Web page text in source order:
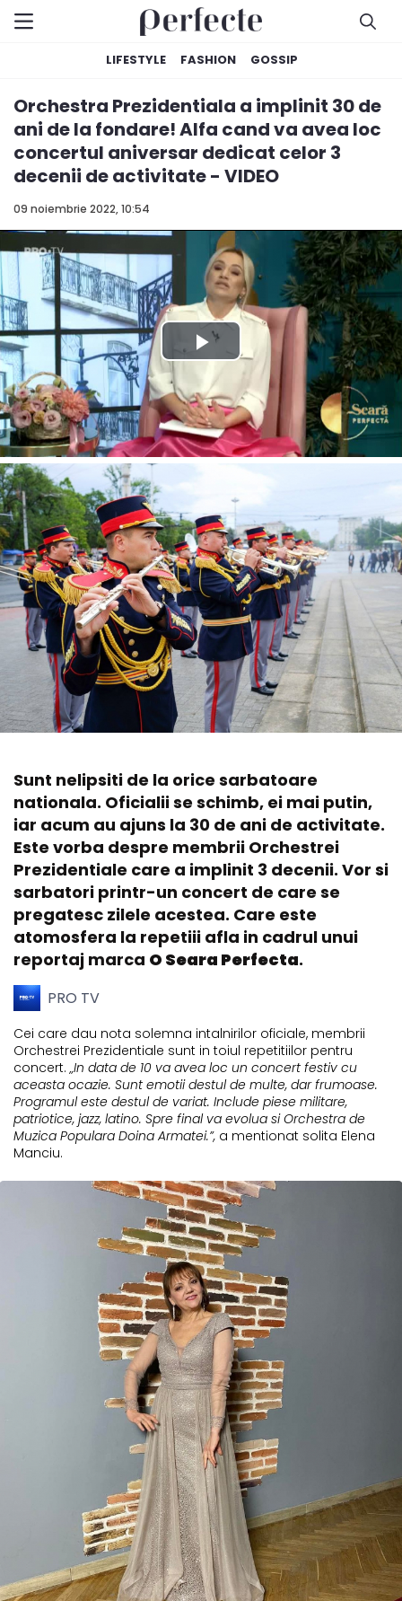
LIFESTYLE FASHION GOSSIP
09 noiembrie 2022, 10:54
Orchestra Prezidentiala a implinit 30 de
ani de la fondare! Alfa cand va avea loc
concertul aniversar dedicat celor 3
decenii de activitate - VIDEO
Sunt nelipsiti de la orice sarbatoare
nationala. Oficialii se schimb, ei mai putin,
iar acum au ajuns la 30 de ani de activitate.
Este vorba despre membrii Orchestrei
Prezidentiale care a implinit 3 decenii. Vor si
sarbatori printr-un concert de care se
pregatesc zilele acestea. Care este
atomosfera la repetiii afla in cadrul unui
reportaj marca O Seara Perfecta.
PRO TV
Cei care dau nota solemna intalnirilor oficiale, membrii
Orchestrei Prezidentiale sunt in toiul repetitiilor pentru
concert. „In data de 10 va avea loc un concert festiv cu
aceasta ocazie. Sunt emotii destul de multe, dar frumoase.
Programul este destul de variat. Include piese militare,
patriotice, jazz, latino. Spre final va evolua si Orchestra de
Muzica Populara Doina Armatei.”, a mentionat solita Elena
Manciu.